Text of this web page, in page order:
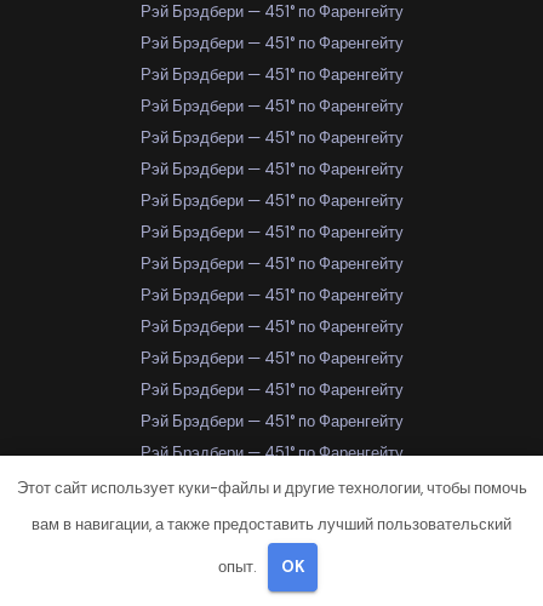
Рэй Брэдбери — 451° по Фаренгейту
Рэй Брэдбери — 451° по Фаренгейту
Рэй Брэдбери — 451° по Фаренгейту
Рэй Брэдбери — 451° по Фаренгейту
Рэй Брэдбери — 451° по Фаренгейту
Рэй Брэдбери — 451° по Фаренгейту
Рэй Брэдбери — 451° по Фаренгейту
Рэй Брэдбери — 451° по Фаренгейту
Рэй Брэдбери — 451° по Фаренгейту
Рэй Брэдбери — 451° по Фаренгейту
Рэй Брэдбери — 451° по Фаренгейту
Рэй Брэдбери — 451° по Фаренгейту
Рэй Брэдбери — 451° по Фаренгейту
Рэй Брэдбери — 451° по Фаренгейту
Рэй Брэдбери — 451° по Фаренгейту
Рэй Брэдбери — 451° по Фаренгейту
Рэй Брэдбери — 451° по Фаренгейту
Рэй Брэдбери — 451° по Фаренгейту
Рэй Брэдбери — 451° по Фаренгейту
Этот сайт использует куки-файлы и другие технологии, чтобы помочь
вам в навигации, а также предоставить лучший пользовательский
опыт. OK